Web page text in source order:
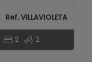
Ref. VILLAVIOLETA
2 2